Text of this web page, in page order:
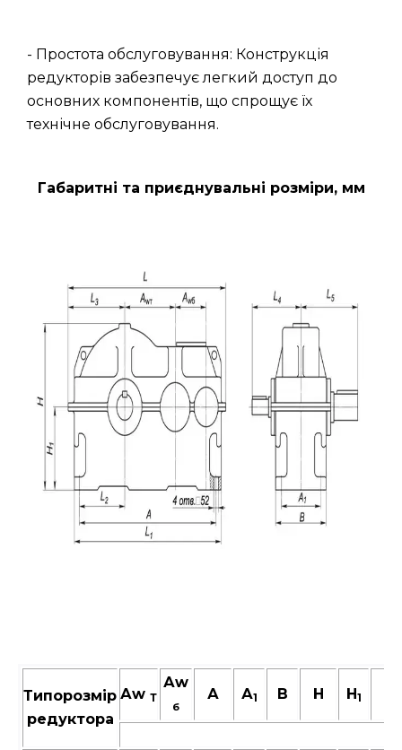
- Простота обслуговування: Конструкція
редукторів забезпечує легкий доступ до
основних компонентів, що спрощує їх
технічне обслуговування.
Габаритні та приєднувальні розміри, мм
Типорозмір
редуктора
Аw Т
Аw
б
А А1 В Н H1